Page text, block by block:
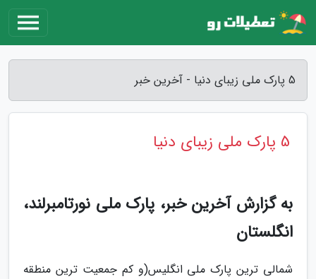
5 پارک ملی زیبای دنیا - آخرین خبر
5 پارک ملی زیبای دنیا
به گزارش آخرین خبر، پارک ملی نورتامبرلند،
انگلستان
شمالی­ ترین پارک ملی انگلیس(و کم جمعیت­ ترین منطقه